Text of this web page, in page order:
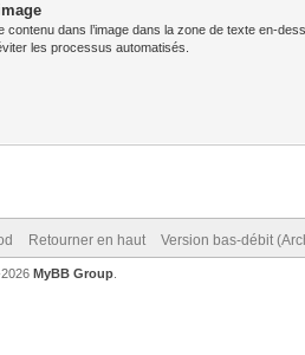
contenu dans l’image dans la zone de texte en-
les processus automatisés.
Retourner en haut Version bas-débit
MyBB Group.